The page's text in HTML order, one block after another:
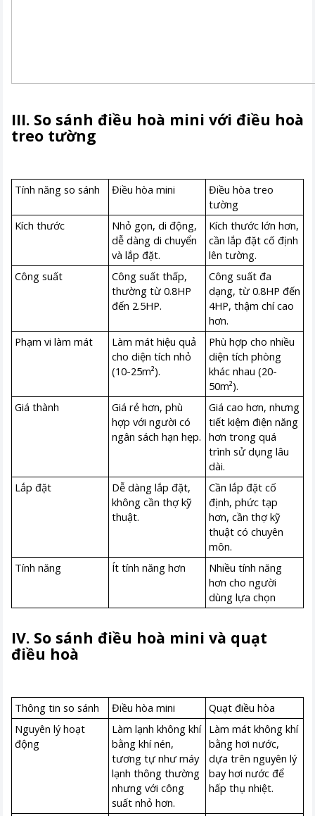
III. So sánh điều hoà mini với điều hoà
treo tường
Tính năng so sánh Điều hòa mini
Điều hòa treo
tường
Kích thước
Nhỏ gọn, di động,
dễ dàng di chuyển
và lắp đặt.
Kích thước lớn hơn,
cần lắp đặt cố định
lên tường.
Công suất
Công suất thấp,
thường từ 0.8HP
đến 2.5HP.
Công suất đa
dạng, từ 0.8HP đến
4HP, thậm chí cao
hơn.
Phạm vi làm mát
Làm mát hiệu quả
cho diện tích nhỏ
(10-25m²).
Phù hợp cho nhiều
diện tích phòng
khác nhau (20-
50m²).
Giá thành
Giá rẻ hơn, phù
hợp với người có
ngân sách hạn hẹp.
Giá cao hơn, nhưng
tiết kiệm điện năng
hơn trong quá
trình sử dụng lâu
dài.
Lắp đặt
Dễ dàng lắp đặt,
không cần thợ kỹ
thuật.
Cần lắp đặt cố
định, phức tạp
hơn, cần thợ kỹ
thuật có chuyên
môn.
Tính năng
Ít tính năng hơn
Nhiều tính năng
hơn cho người
dùng lựa chọn
IV. So sánh điều hoà mini và quạt
điều hoà
Thông tin so sánh Điều hòa mini
Quạt điều hòa
Nguyên lý hoạt
động
Làm lạnh không khí
bằng khí nén,
tương tự như máy
lạnh thông thường
nhưng với công
suất nhỏ hơn.
Làm mát không khí
bằng hơi nước,
dựa trên nguyên lý
bay hơi nước để
hấp thụ nhiệt.